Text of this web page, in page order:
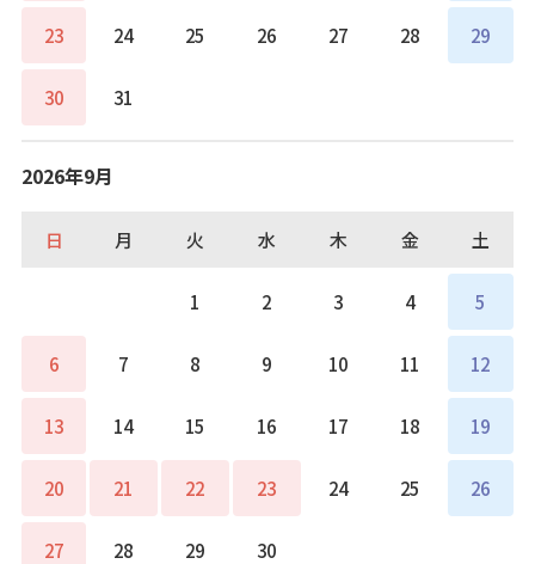
23 24 25 26 27 28 29
30 31
2026年9月
日 月 火 水 木 金 土
1 2 3 4 5
6 7 8 9 10 11 12
13 14 15 16 17 18 19
20 21 22 23 24 25 26
27 28 29 30